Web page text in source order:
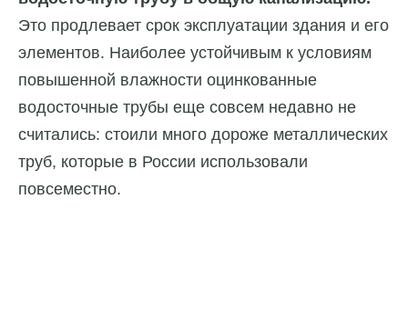
Это продлевает срок эксплуатации здания и его
элементов. Наиболее устойчивым к условиям
повышенной влажности оцинкованные
водосточные трубы еще совсем недавно не
считались: стоили много дороже металлических
труб, которые в России использовали
повсеместно.